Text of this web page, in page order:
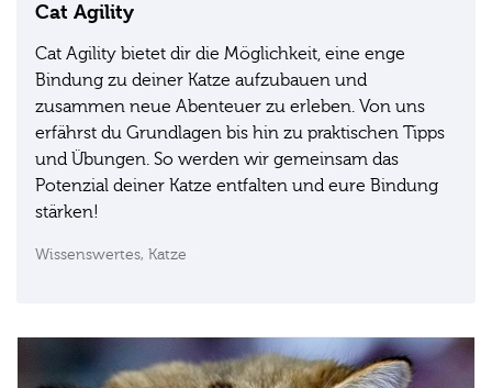
Cat Agility
Cat Agility bietet dir die Möglichkeit, eine enge
Bindung zu deiner Katze aufzubauen und
zusammen neue Abenteuer zu erleben. Von uns
erfährst du Grundlagen bis hin zu praktischen Tipps
und Übungen. So werden wir gemeinsam das
Potenzial deiner Katze entfalten und eure Bindung
stärken!
Wissenswertes, Katze